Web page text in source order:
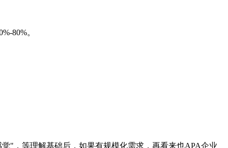
80%。
"，等理解基础后，如果有规模化需求，再看来也APA企业